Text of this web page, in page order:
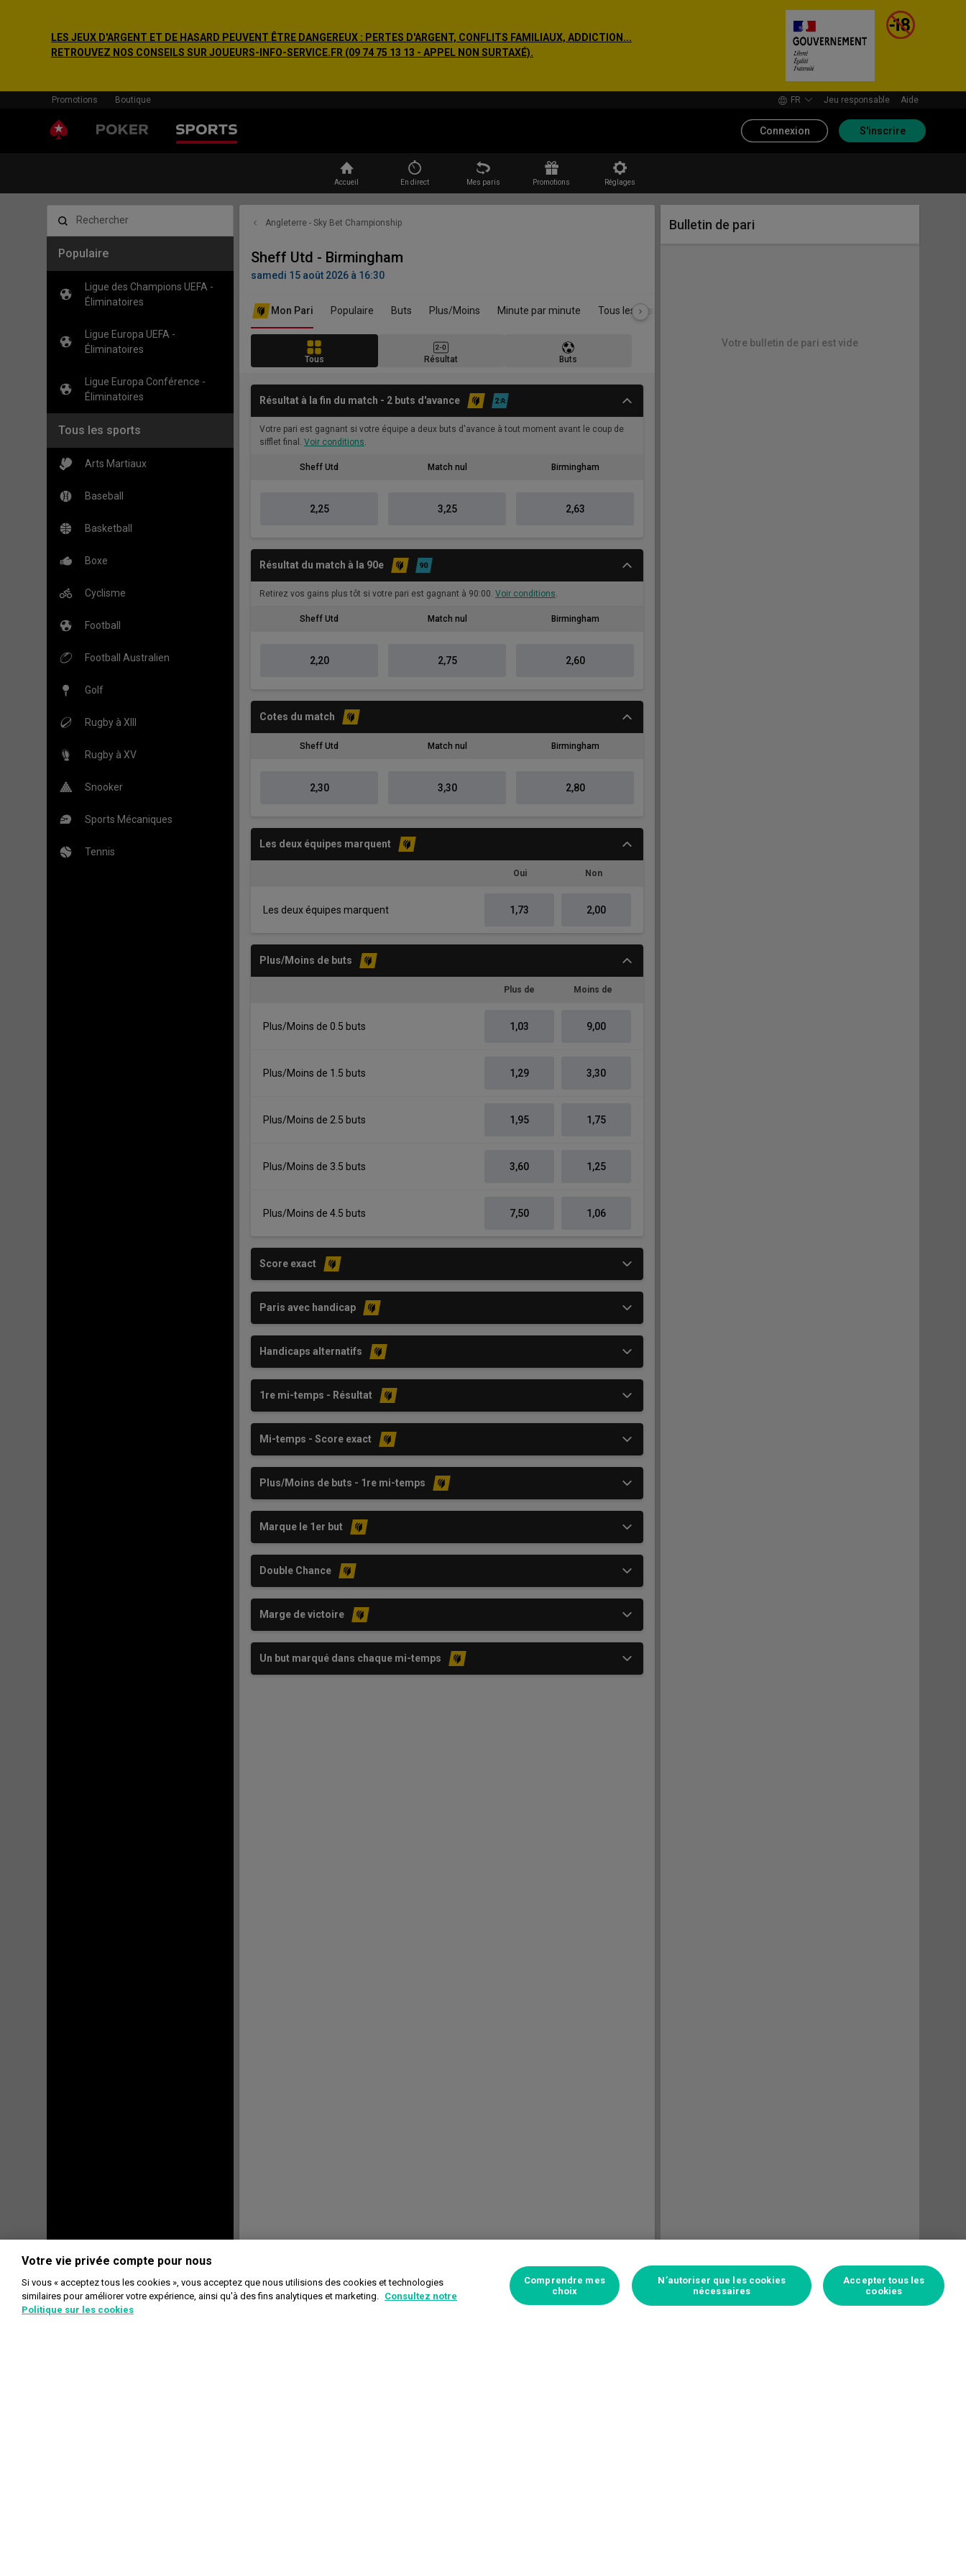
LES JEUX D'ARGENT ET DE HASARD PEUVENT ÊTRE DANGEREUX : PERTES D'ARGENT, CONFLITS FAMILIAUX, ADDICTION...
RETROUVEZ NOS CONSEILS SUR JOUEURS-INFO-SERVICE.FR (09 74 75 13 13 - APPEL NON SURTAXÉ).
Promotions Boutique FR Jeu responsable Aide
Connexion S'inscrire
Accueil En direct Mes paris Promotions Réglages
Rechercher
Populaire
Ligue des Champions UEFA -
Éliminatoires
Ligue Europa UEFA -
Éliminatoires
Ligue Europa Conférence -
Éliminatoires
Tous les sports
Arts Martiaux
Baseball
Basketball
Boxe
Cyclisme
Football
Football Australien
Golf
Rugby à XIII
Rugby à XV
Snooker
Sports Mécaniques
Tennis
Angleterre - Sky Bet Championship
Sheff Utd - Birmingham
samedi 15 août 2026 à 16:30
Mon Pari Populaire Buts Plus/Moins Minute par minute Tous les marchés
Tous Résultat Buts
Résultat à la fin du match - 2 buts d'avance
Votre pari est gagnant si votre équipe a deux buts d'avance à tout moment avant le coup de
sifflet final. Voir conditions.
Sheff Utd Match nul Birmingham
2,25 3,25 2,63
Résultat du match à la 90e
Retirez vos gains plus tôt si votre pari est gagnant à 90:00. Voir conditions.
Sheff Utd Match nul Birmingham
2,20 2,75 2,60
Cotes du match
Sheff Utd Match nul Birmingham
2,30 3,30 2,80
Les deux équipes marquent
Oui Non
Les deux équipes marquent 1,73 2,00
Plus/Moins de buts
Plus de Moins de
Plus/Moins de 0.5 buts 1,03 9,00
Plus/Moins de 1.5 buts 1,29 3,30
Plus/Moins de 2.5 buts 1,95 1,75
Plus/Moins de 3.5 buts 3,60 1,25
Plus/Moins de 4.5 buts 7,50 1,06
Score exact
Paris avec handicap
Handicaps alternatifs
1re mi-temps - Résultat
Mi-temps - Score exact
Plus/Moins de buts - 1re mi-temps
Marque le 1er but
Double Chance
Marge de victoire
Un but marqué dans chaque mi-temps
Bulletin de pari
Votre bulletin de pari est vide
Connectez-vous pour parier
Votre vie privée compte pour nous
Si vous « acceptez tous les cookies », vous acceptez que nous utilisions des cookies et technologies
similaires pour améliorer votre expérience, ainsi qu'à des fins analytiques et marketing. Consultez notre
Politique sur les cookies
Comprendre mes
choix
N’autoriser que les cookies
nécessaires
Accepter tous les
cookies